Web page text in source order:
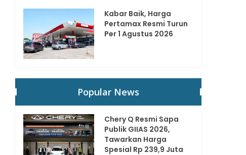
Kabar Baik, Harga
Pertamax Resmi Turun
Per 1 Agustus 2026
Popular News
Chery Q Resmi Sapa
Publik GIIAS 2026,
Tawarkan Harga
Spesial Rp 239,9 Juta